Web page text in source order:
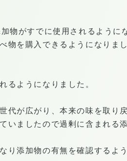
物がすでに使用されるように
物を購入できるようになりま
るようになりました。
代が広がり、本来の味を取り
いましたので過剰に含まれる
り添加物の有無を確認するよ